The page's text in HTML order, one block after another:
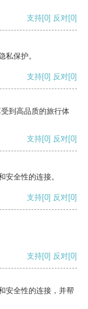
支持[0] 反对[0]
私保护。
支持[0] 反对[0]
到高品质的旅行体
支持[0] 反对[0]
全性的连接。
支持[0] 反对[0]
支持[0] 反对[0]
安全性的连接，并帮